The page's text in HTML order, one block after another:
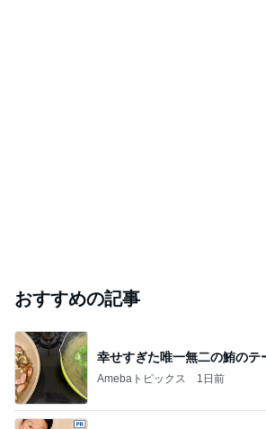
おすすめの記事
幸せすぎた唯一無二の鮪のテ
Amebaトピックス 1日前